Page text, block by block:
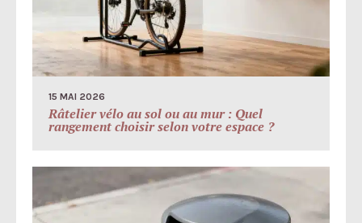
15 MAI 2026
Râtelier vélo au sol ou au mur : Quel
rangement choisir selon votre espace ?